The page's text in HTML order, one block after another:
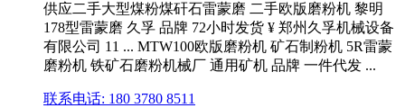
供应二手大型煤粉煤矸石雷蒙磨 二手欧版磨粉机 黎明
178型雷蒙磨 久孚 品牌 72小时发货 ¥ 郑州久孚机械设备
有限公司 11 ... MTW100欧版磨粉机 矿石制粉机 5R雷蒙
磨粉机 铁矿石磨粉机械厂 通用矿机 品牌 一件代发 ...
联系电话: 180 3780 8511